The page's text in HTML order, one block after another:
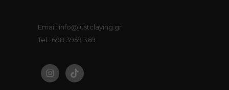
Email: info@justclaying.gr
Tel.: 698 3959 369